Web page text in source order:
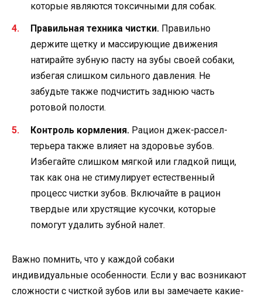
которые являются токсичными для собак.
Правильная техника чистки. Правильно
держите щетку и массирующие движения
натирайте зубную пасту на зубы своей собаки,
избегая слишком сильного давления. Не
забудьте также подчистить заднюю часть
ротовой полости.
Контроль кормления. Рацион джек-рассел-
терьера также влияет на здоровье зубов.
Избегайте слишком мягкой или гладкой пищи,
так как она не стимулирует естественный
процесс чистки зубов. Включайте в рацион
твердые или хрустящие кусочки, которые
помогут удалить зубной налет.
Важно помнить, что у каждой собаки
индивидуальные особенности. Если у вас возникают
сложности с чисткой зубов или вы замечаете какие-